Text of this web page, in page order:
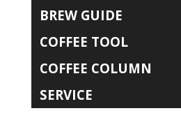
BREW GUIDE
COFFEE TOOL
COFFEE COLUMN
SERVICE